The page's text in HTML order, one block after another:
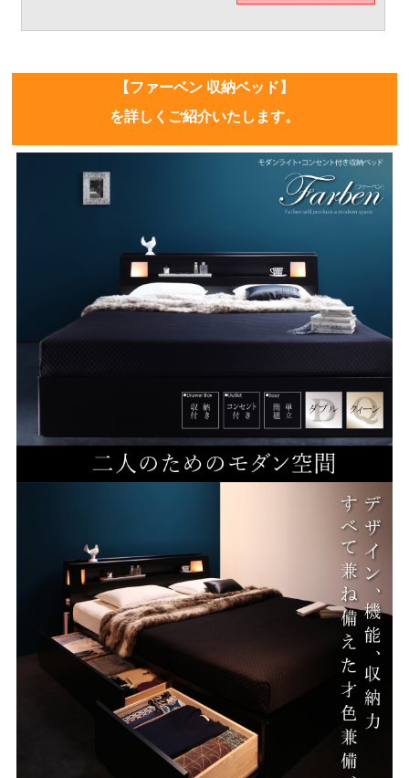
【ファーベン 収納ベッド】
を詳しくご紹介いたします。